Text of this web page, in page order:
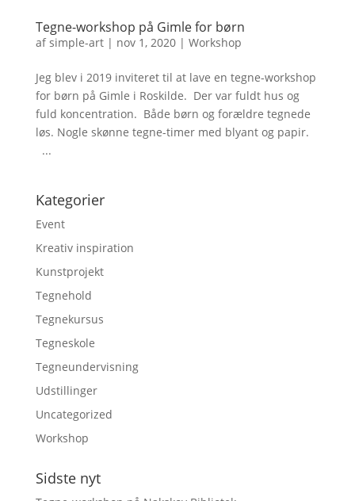
Tegne-workshop på Gimle for børn
afsimple-art| nov 1, 2020| Workshop
Jeg blev i 2019 inviteret til at lave en tegne-workshop
for børn på Gimle i Roskilde. Der var fuldt hus og
fuld koncentration. Både børn og forældre tegnede
løs. Nogle skønne tegne-timer med blyant og papir.
...
Kategorier
Event
Kreativ inspiration
Kunstprojekt
Tegnehold
Tegnekursus
Tegneskole
Tegneundervisning
Udstillinger
Uncategorized
Workshop
Sidste nyt